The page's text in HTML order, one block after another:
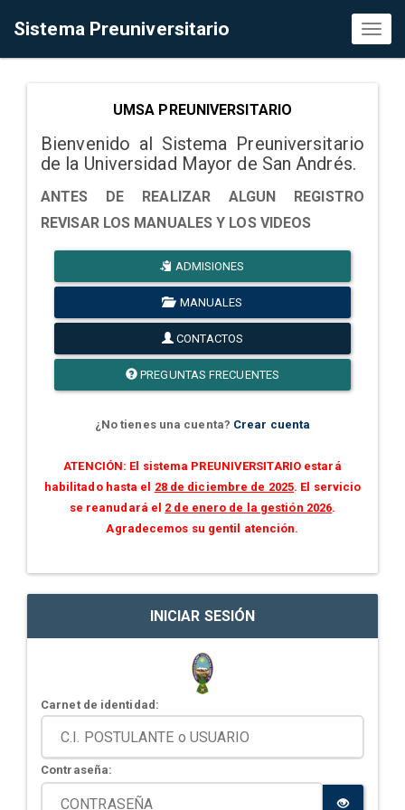
Sistema Preuniversitario
UMSA PREUNIVERSITARIO
Bienvenido al Sistema Preuniversitario
de la Universidad Mayor de San Andrés.
ANTES DE REALIZAR ALGUN REGISTRO
REVISAR LOS MANUALES Y LOS VIDEOS
ADMISIONES
MANUALES
CONTACTOS
PREGUNTAS FRECUENTES
¿No tienes una cuenta? Crear cuenta
ATENCIÓN: El sistema PREUNIVERSITARIO estará
habilitado hasta el 28 de diciembre de 2025. El servicio
se reanudará el 2 de enero de la gestión 2026.
Agradecemos su gentil atención.
INICIAR SESIÓN
Carnet de identidad:
Contraseña: